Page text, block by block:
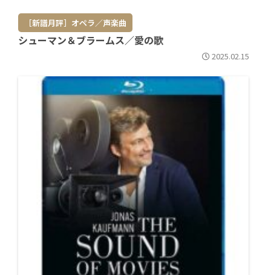
［新譜月評］オペラ／声楽曲
シューマン＆ブラームス／愛の歌
2025.02.15